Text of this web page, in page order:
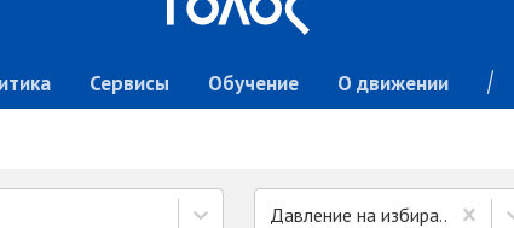
Сервисы Обучение О движении
Давление на избирателей